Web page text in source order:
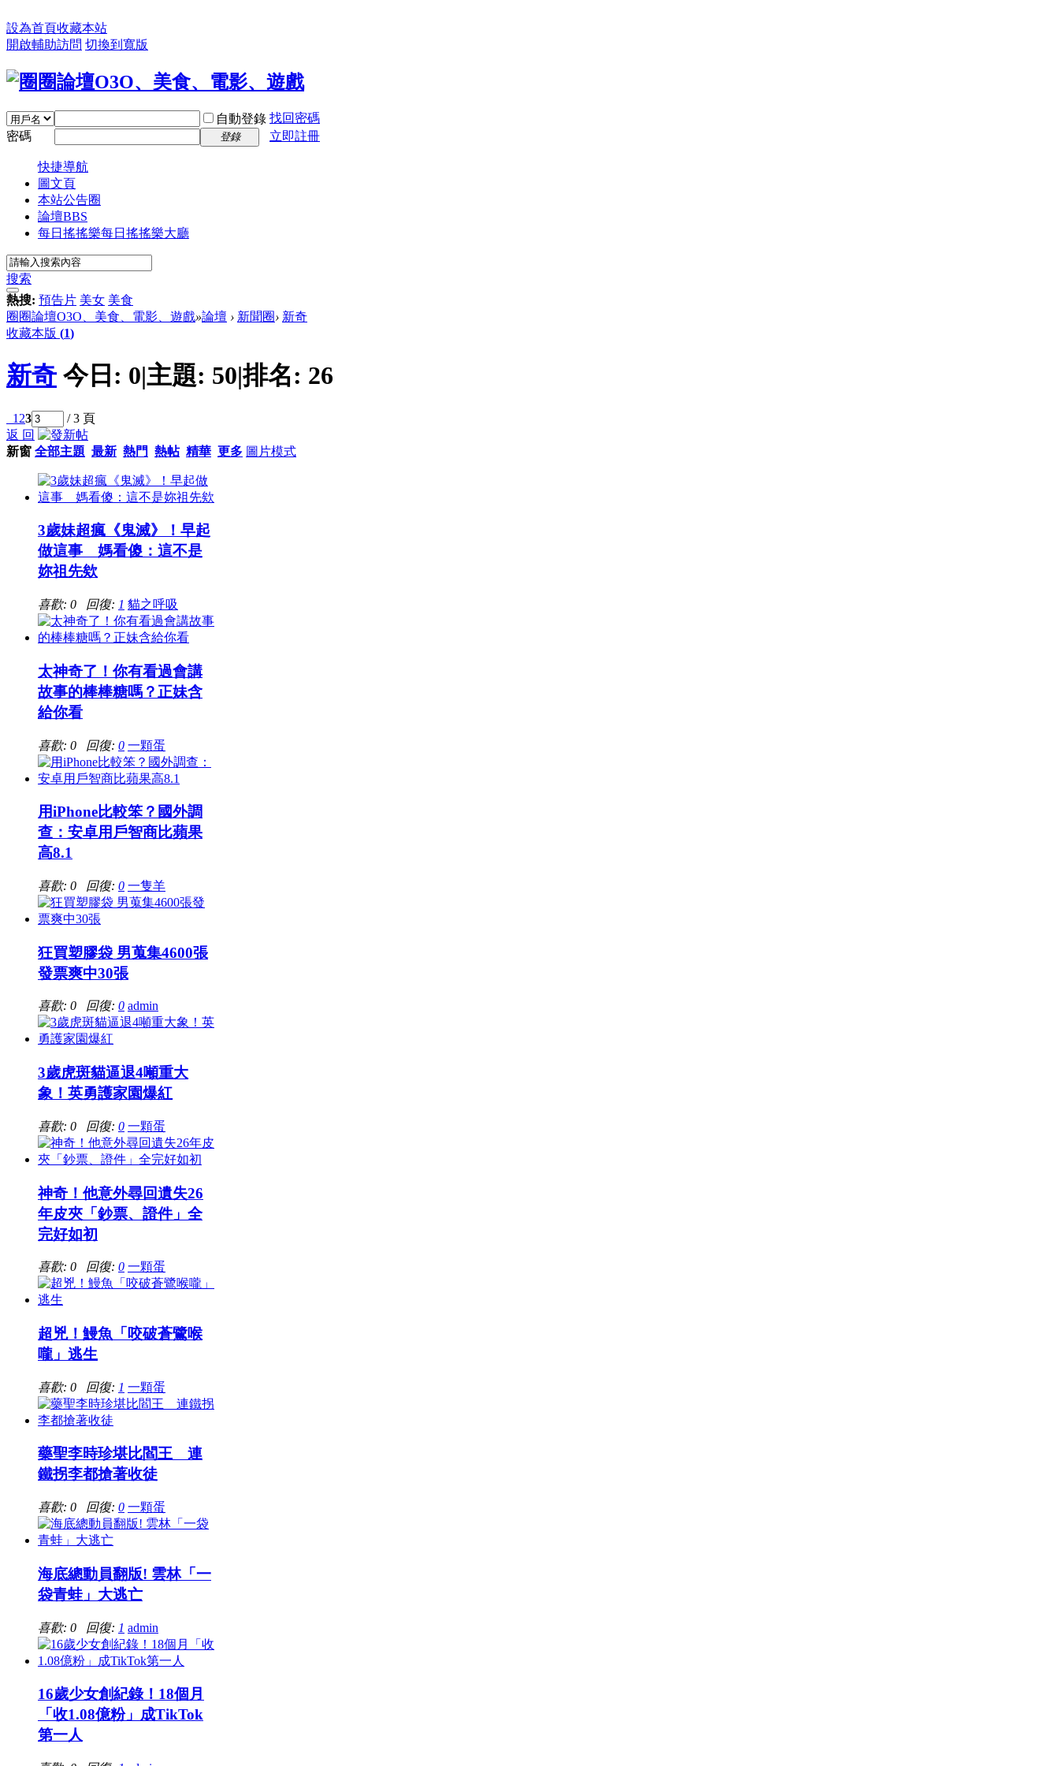
設為首頁收藏本站
開啟輔助訪問 切換到寬版
自動登錄 找回密碼
密碼
登錄 立即註冊
快捷導航
圖文頁
本站公告圈
論壇BBS
每日搖搖樂每日搖搖樂大廳
搜索
熱搜: 預告片 美女 美食
圈圈論壇O3O、美食、電影、遊戲»論壇 › 新聞圈› 新奇
收藏本版 (1)
新奇 今日: 0|主題: 50|排名: 26
1 23
/ 3 頁
返 回
新窗 全部主題 最新 熱門 熱帖 精華 更多 圖片模式
3歲妹超瘋《鬼滅》！早起
做這事 媽看傻：這不是
妳祖先欸
喜歡: 0 回復: 1 貓之呼吸
太神奇了！你有看過會講
故事的棒棒糖嗎？正妹含
給你看
喜歡: 0 回復: 0 一顆蛋
用iPhone比較笨？國外調
查：安卓用戶智商比蘋果
高8.1
喜歡: 0 回復: 0 一隻羊
狂買塑膠袋 男蒐集4600張
發票爽中30張
喜歡: 0 回復: 0 admin
3歲虎斑貓逼退4噸重大
象！英勇護家園爆紅
喜歡: 0 回復: 0 一顆蛋
神奇！他意外尋回遺失26
年皮夾「鈔票、證件」全
完好如初
喜歡: 0 回復: 0 一顆蛋
超兇！鰻魚「咬破蒼鷺喉
嚨」逃生
喜歡: 0 回復: 1 一顆蛋
藥聖李時珍堪比閻王 連
鐵拐李都搶著收徒
喜歡: 0 回復: 0 一顆蛋
海底總動員翻版! 雲林「一
袋青蛙」大逃亡
喜歡: 0 回復: 1 admin
16歲少女創紀錄！18個月
「收1.08億粉」成TikTok
第一人